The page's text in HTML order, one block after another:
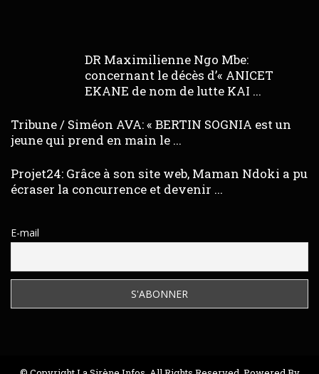
DR Maximilienne Ngo Mbe:
concernant le décès d’« ANICET
EKANE de nom de lutte KAI ...
Tribune / Siméon AVA: « BERTIN SOGNIA est un
jeune qui prend en main le ...
Projet24: Grâce à son site web, Maman Ndoki a pu
écraser la concurrence et devenir ...
E-mail